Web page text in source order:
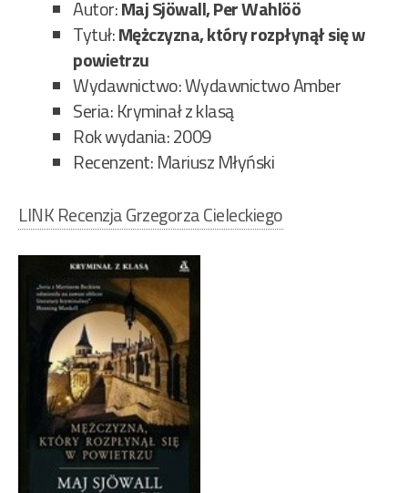
Autor:Maj Sjöwall, Per Wahlöö
Tytuł:Mężczyzna, który rozpłynął się w
powietrzu
Wydawnictwo: Wydawnictwo Amber
Seria: Kryminał z klasą
Rok wydania: 2009
Recenzent: Mariusz Młyński
LINK Recenzja Grzegorza Cieleckiego